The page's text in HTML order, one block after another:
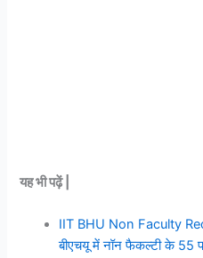
यह भी पढ़ें |
IIT BHU Non Faculty
बीएचयू में नॉन फैकल्टी के 55